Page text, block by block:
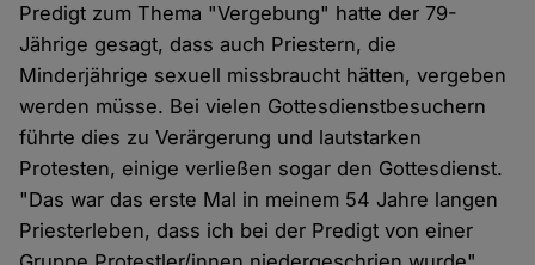
Predigt zum Thema "Vergebung" hatte der 79-
Jährige gesagt, dass auch Priestern, die
Minderjährige sexuell missbraucht hätten, vergeben
werden müsse. Bei vielen Gottesdienstbesuchern
führte dies zu Verärgerung und lautstarken
Protesten, einige verließen sogar den Gottesdienst.
"Das war das erste Mal in meinem 54 Jahre langen
Priesterleben, dass ich bei der Predigt von einer